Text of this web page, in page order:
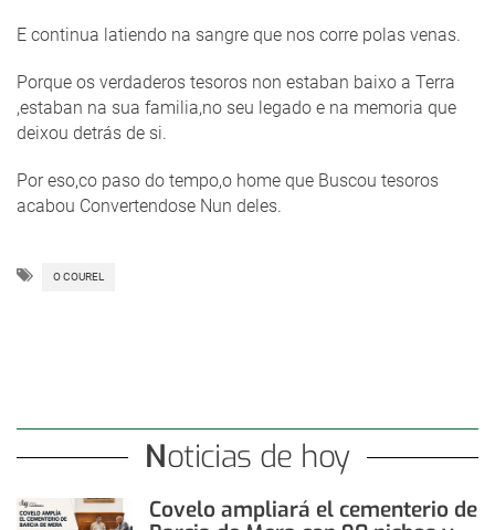
E continua latiendo na sangre que nos corre polas venas.
Porque os verdaderos tesoros non estaban baixo a Terra
,estaban na sua familia,no seu legado e na memoria que
deixou detrás de si.
Por eso,co paso do tempo,o home que Buscou tesoros
acabou Convertendose Nun deles.
O COUREL
Noticias de hoy
Covelo ampliará el cementerio de